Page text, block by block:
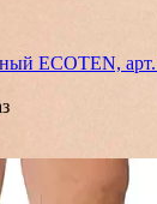
ECOTEN,